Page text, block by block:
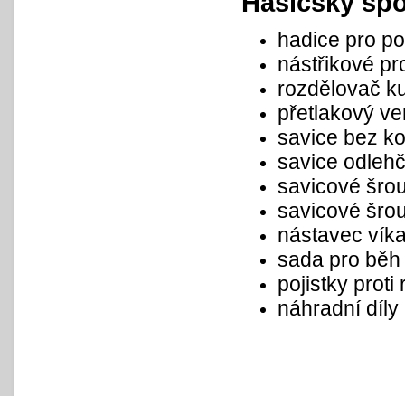
hadice pro
nástřikové
rozdělovač
přetlakový
savice bez
savice
savicové
savicové
nástavec
sada pro
pojistky proti
náhradní díly